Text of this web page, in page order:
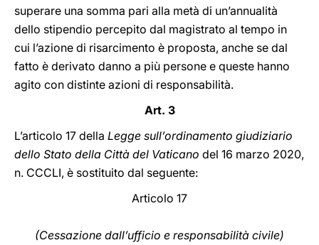
superare una somma pari alla metà di un’annualità
dello stipendio percepito dal magistrato al tempo in
cui l’azione di risarcimento è proposta, anche se dal
fatto è derivato danno a più persone e queste hanno
agito con distinte azioni di responsabilità.
Art. 3
L’articolo 17 della Legge sull’ordinamento giudiziario
dello Stato della Città del Vaticano del 16 marzo 2020,
n. CCCLI, è sostituito dal seguente:
Articolo 17
(Cessazione dall’ufficio e responsabilità civile)